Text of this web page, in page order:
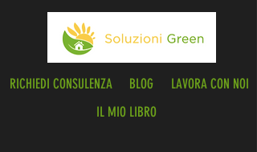
RICHIEDI CONSULENZA BLOG
LAVORA CON NOI
IL MIO LIBRO